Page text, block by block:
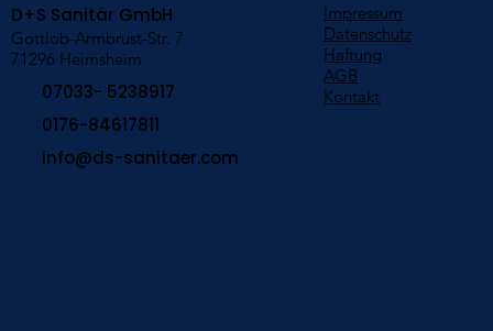
Impressum
Datenschutz
Haftung
AGB
Kontakt
D+S Sanitär GmbH
Gottlob-Armbrust-Str. 7
71296 Heimsheim
07033- 5238917
0176-84617811
info@ds-sanitaer.com